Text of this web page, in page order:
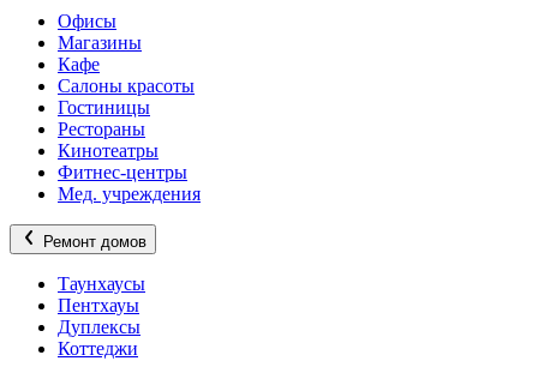
Офисы
Магазины
Кафе
Салоны красоты
Гостиницы
Рестораны
Кинотеатры
Фитнес-центры
Мед. учреждения
Ремонт домов
Таунхаусы
Пентхауы
Дуплексы
Коттеджи